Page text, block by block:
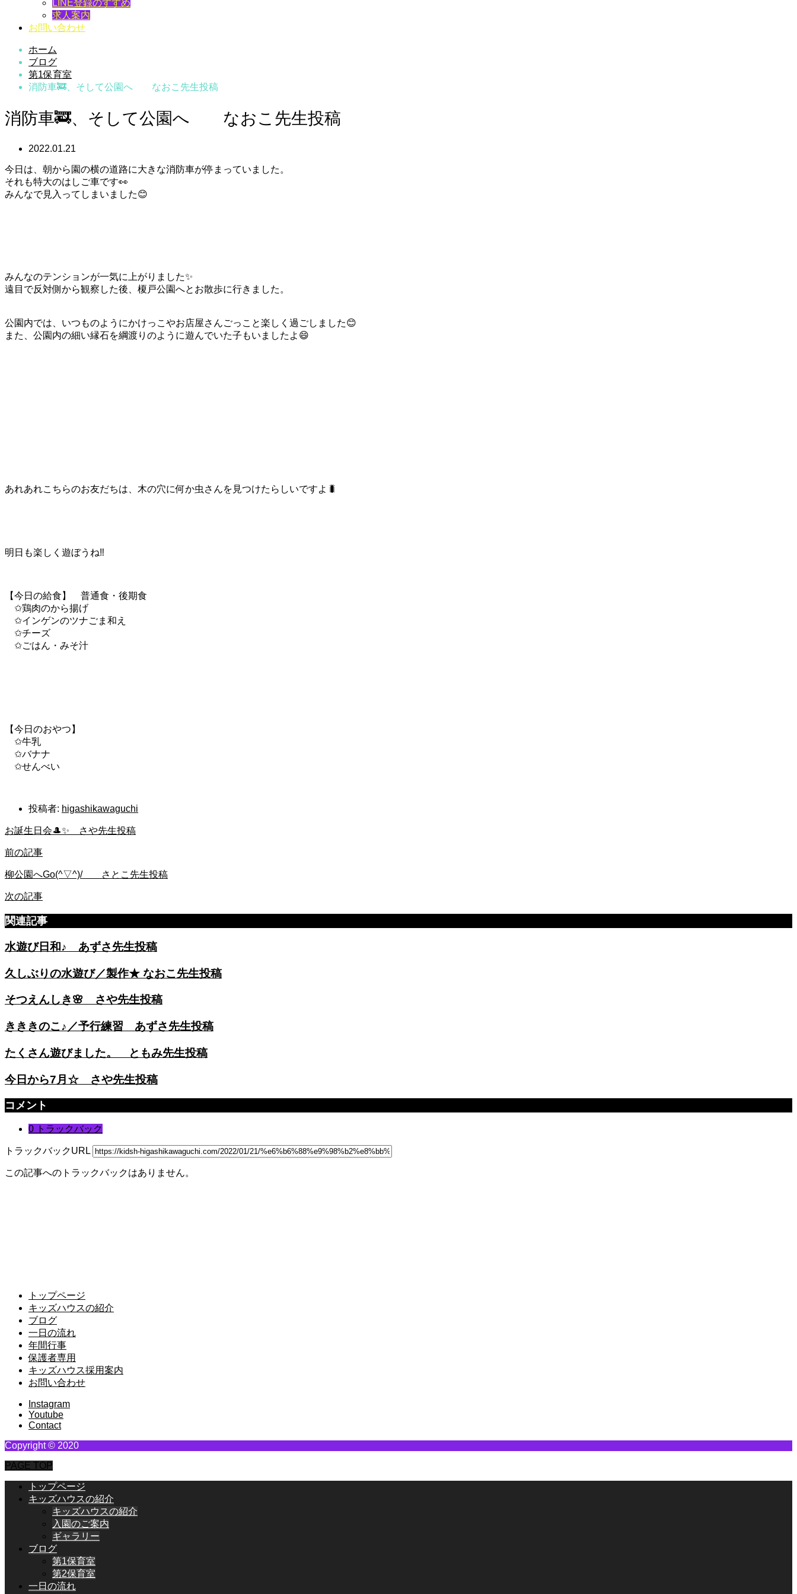
LINE登録のすすめ
求人案内
お問い合わせ
ホーム
ブログ
第1保育室
消防車🚒、そして公園へ なおこ先生投稿
消防車🚒、そして公園へ なおこ先生投稿
2022.01.21
今日は、朝から園の横の道路に大きな消防車が停まっていました。
それも特大のはしご車です👀
みんなで見入ってしまいました😊
みんなのテンションが一気に上がりました✨
遠目で反対側から観察した後、榎戸公園へとお散歩に行きました。
公園内では、いつものようにかけっこやお店屋さんごっこと楽しく過ごしました😊
また、公園内の細い縁石を綱渡りのように遊んでいた子もいましたよ😄
あれあれこちらのお友だちは、木の穴に何か虫さんを見つけたらしいですよ🐛
明日も楽しく遊ぼうね‼
【今日の給食】 普通食・後期食
✩鶏肉のから揚げ
✩インゲンのツナごま和え
✩チーズ
✩ごはん・みそ汁
【今日のおやつ】
✩牛乳
✩バナナ
✩せんべい
投稿者: higashikawaguchi
お誕生日会🎩✨ さや先生投稿
前の記事
柳公園へGo(^▽^)/ さとこ先生投稿
次の記事
関連記事
水遊び日和♪ あずさ先生投稿
久しぶりの水遊び／製作★ なおこ先生投稿
そつえんしき🌸 さや先生投稿
きききのこ♪／予行練習 あずさ先生投稿
たくさん遊びました。 ともみ先生投稿
今日から7月☆ さや先生投稿
コメント
0 トラックバック
トラックバックURL
この記事へのトラックバックはありません。
トップページ
キッズハウスの紹介
ブログ
一日の流れ
年間行事
保護者専用
キッズハウス採用案内
お問い合わせ
Instagram
Youtube
Contact
Copyright © 2020
PAGE TOP
トップページ
キッズハウスの紹介
キッズハウスの紹介
入園のご案内
ギャラリー
ブログ
第1保育室
第2保育室
一日の流れ